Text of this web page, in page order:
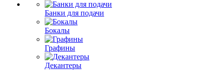
Банки для подачи
Бокалы
Графины
Декантеры